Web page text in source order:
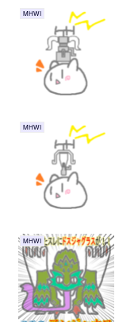
MHWI
MHWI
MHWI